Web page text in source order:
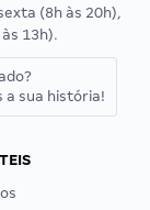
(8h às 20h),
13h).
a sua história!